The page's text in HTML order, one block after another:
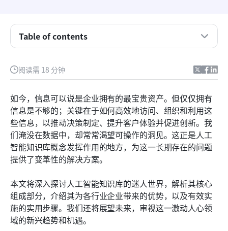
阅读需 18 分钟
如今，信息可以说是企业拥有的最宝贵资产。但仅仅拥有
信息是不够的；关键在于如何高效地访问、组织和利用这
些信息，以推动决策制定、提升客户体验并促进创新。我
们淹没在数据中，却常常渴望可操作的洞见。这正是人工
智能知识库概念发挥作用的地方，为这一长期存在的问题
提供了变革性的解决方案。
本文将深入探讨人工智能知识库的迷人世界，解析其核心
组成部分，介绍其为各行业企业带来的优势，以及有效实
施的实用步骤。我们还将展望未来，审视这一激动人心领
域的新兴趋势和机遇。
Table of contents
理解人工智能知识库的核心
构建您的人工智能知识中心：实施的实用指南
未来是智能的：人工智能知识库的新兴趋势与机遇
Lark如何助力您构建以人工智能驱动的知识宇宙
结论：拥抱智能知识革命